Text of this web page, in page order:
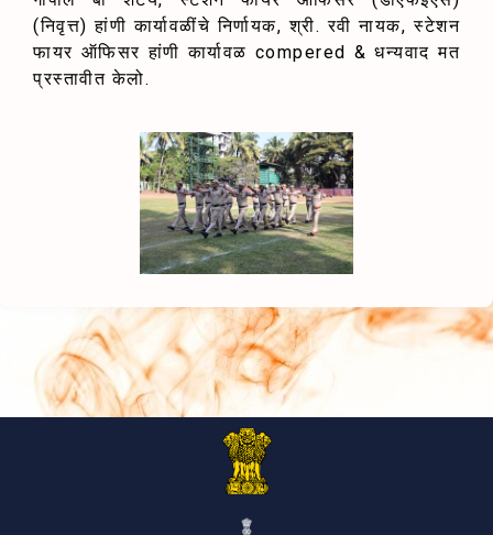
(निवृत्त) हांणी कार्यावळींचे निर्णायक, श्री. रवी नायक, स्टेशन
फायर ऑफिसर हांणी कार्यावळ compered & धन्यवाद मत
प्रस्तावीत केलो.